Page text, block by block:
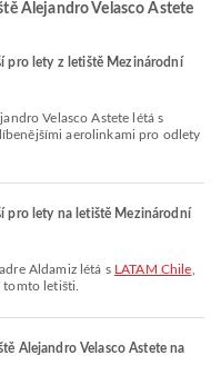
Alejandro Velasco Astete
pro lety z letiště Mezinárodní
Velasco Astete létá s
aerolinkami pro odlety
pro lety na letiště Mezinárodní
Aldamiz létá s LATAM Chile
tomto letišti.
Alejandro Velasco Astete na